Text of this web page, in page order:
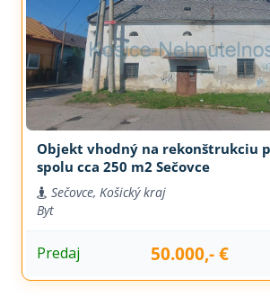
Objekt vhodný na rekonštrukciu
spolu cca 250 m2 Sečovce
Sečovce, Košický kraj
Byt
Predaj 50.000,- €